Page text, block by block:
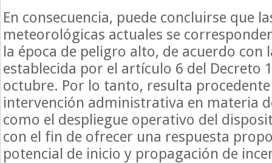
En consecuencia, puede concluirse que
meteorológicas actuales se
la época de peligro alto, de acuerdo con
establecida por el artículo 6 del Decreto
octubre. Por lo tanto, resulta
intervención administrativa en materia
como el despliegue operativo del
con el fin de ofrecer una respuesta
potencial de inicio y propagación de